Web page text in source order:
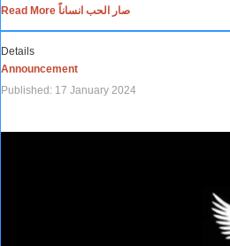
Read More صار الحب انساناً
Details
Announcement
Published: 17 January 2024